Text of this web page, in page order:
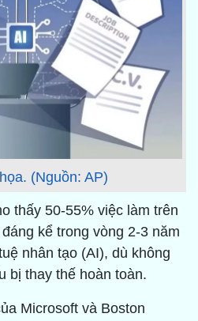
(Nguồn: AP)
thấy 50-55% việc làm trên
kể trong vòng 2-3 năm
nhân tạo (AI), dù không
bị thay thế hoàn toàn.
Microsoft và Boston